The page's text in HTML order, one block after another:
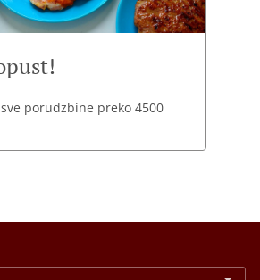
porudzbine preko 4500